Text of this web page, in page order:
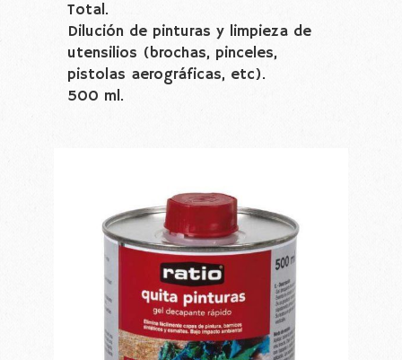
Total.
Dilución de pinturas y limpieza de
utensilios (brochas, pinceles,
pistolas aerográficas, etc).
500 ml.